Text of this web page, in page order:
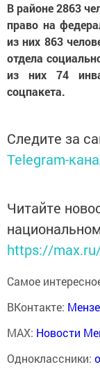
В районе 2863
право на
из них 863
отдела со
из них 74
соцпакета.
Следите за
Telegram-
Читайте
https://
Самое
ВКонтакте:
MAX: Новости
Одноклассники: